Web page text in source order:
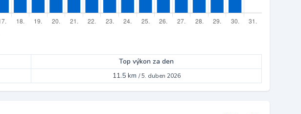
Top výkon za den
11.5 km /5. duben 2026